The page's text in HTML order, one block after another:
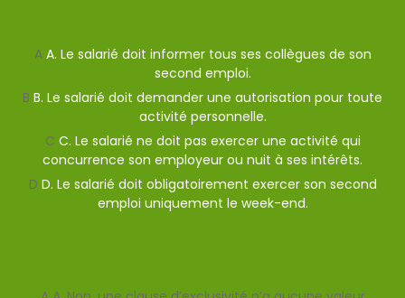
A A. Le salarié doit informer tous ses collègues de son
second emploi.
B B. Le salarié doit demander une autorisation pour toute
activité personnelle.
C C. Le salarié ne doit pas exercer une activité qui
concurrence son employeur ou nuit à ses intérêts.
D D. Le salarié doit obligatoirement exercer son second
emploi uniquement le week-end.